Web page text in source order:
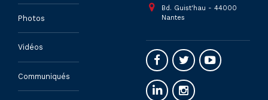
Photos
Vidéos
Communiqués
Bd. Guist'hau - 44000
Nantes